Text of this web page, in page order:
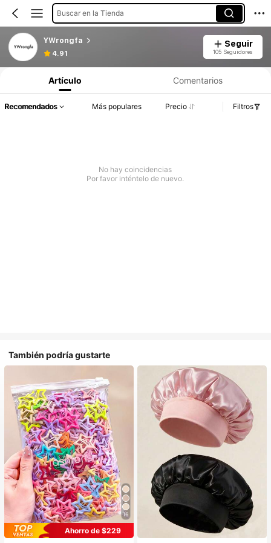
Buscar en la Tienda
YWrongfa
4.91
Seguir
105 Seguidores
Artículo Comentarios
Recomendados Más populares Precio Filtros
No hay coincidencias
Por favor inténtelo de nuevo.
También podría gustarte
16
Ahorro de $229
#1 Más vendidos
en Multicolor Gorros para el pelo para mujer
Establecido hace 1 año